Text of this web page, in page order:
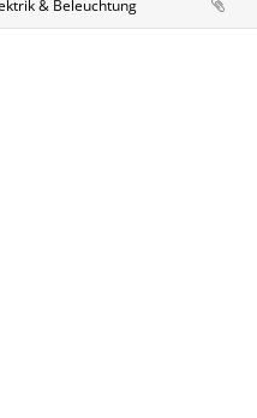
& Beleuchtung